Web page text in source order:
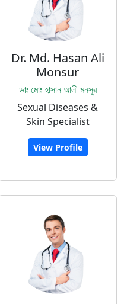
Dr. Md. Hasan Ali
Monsur
ডাঃ মোঃ হাসান আলী মনসুর
Sexual Diseases &
Skin Specialist
View Profile